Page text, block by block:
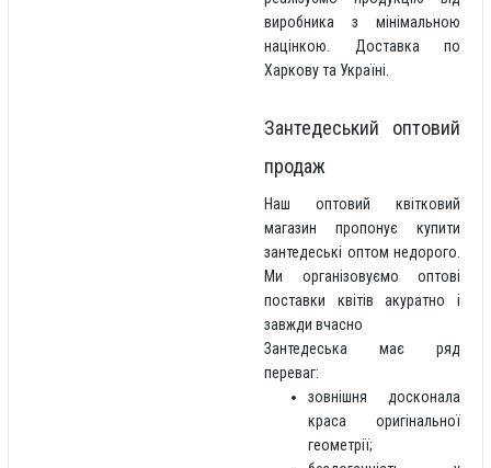
виробника з мінімальною
націнкою. Доставка по
Харкову та Україні.
Зантедеський оптовий
продаж
Наш оптовий квітковий
магазин пропонує купити
зантедеські оптом недорого.
Ми організовуємо оптові
поставки квітів акуратно і
завжди вчасно
Зантедеська має ряд
переваг:
зовнішня досконала
краса оригінальної
геометрії;